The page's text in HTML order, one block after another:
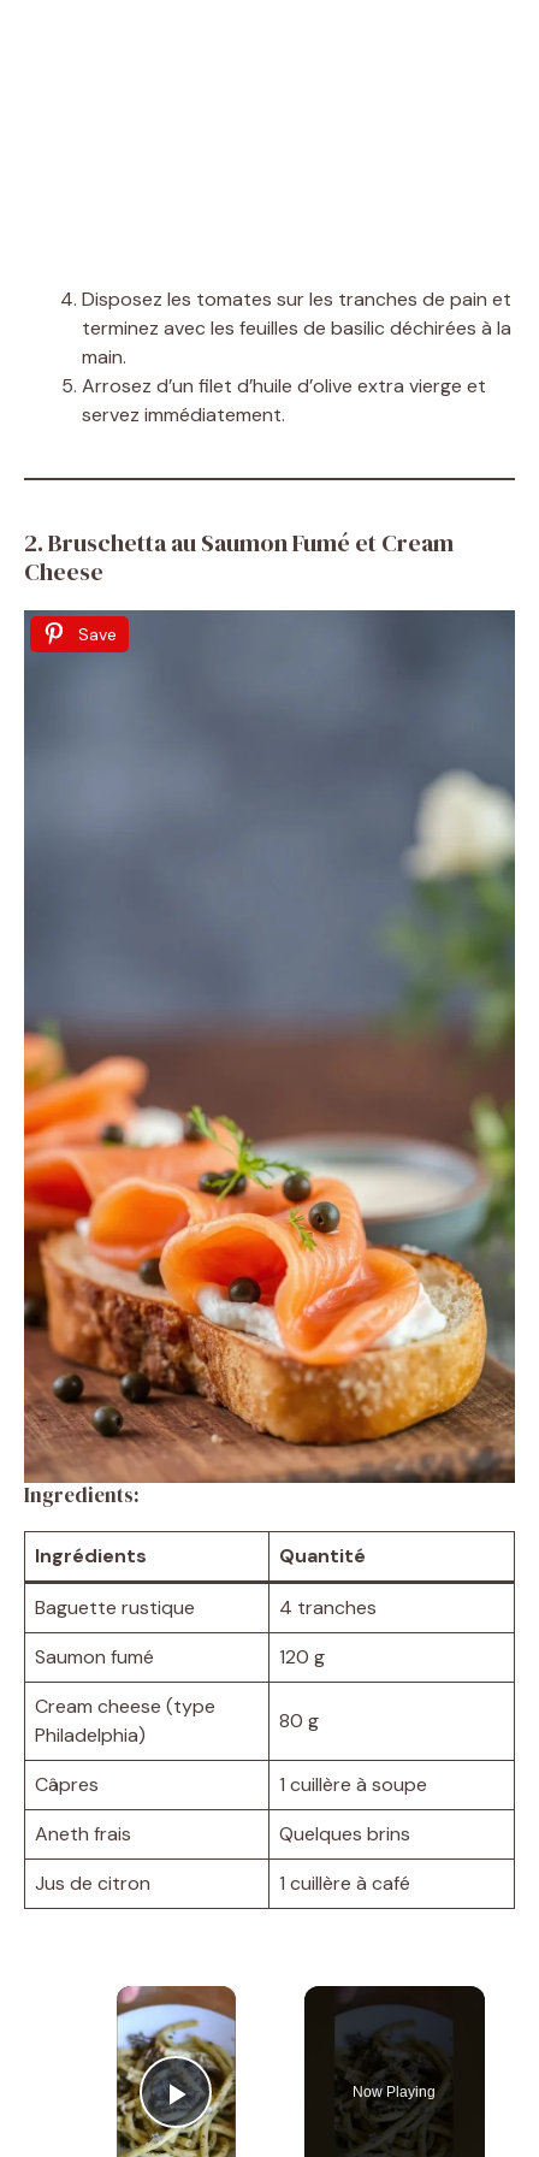
Disposez les tomates sur les tranches de pain et
terminez avec les feuilles de basilic déchirées à la
main.
Arrosez d’un filet d’huile d’olive extra vierge et
servez immédiatement.
2. Bruschetta au Saumon Fumé et Cream
Cheese
Save
Ingredients:
Ingrédients Quantité
Baguette rustique
4 tranches
Saumon fumé
120 g
Cream cheese (type
Philadelphia)
80 g
Câpres
1 cuillère à soupe
Aneth frais
Quelques brins
Jus de citron
1 cuillère à café
×
Play Video
Now Playing